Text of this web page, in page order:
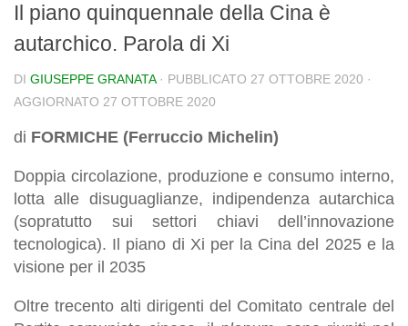
Il piano quinquennale della Cina è
autarchico. Parola di Xi
DI GIUSEPPE GRANATA · PUBBLICATO 27 OTTOBRE 2020 ·
AGGIORNATO 27 OTTOBRE 2020
di FORMICHE (Ferruccio Michelin)
Doppia circolazione, produzione e consumo interno,
lotta alle disuguaglianze, indipendenza autarchica
(sopratutto sui settori chiavi dell’innovazione
tecnologica). Il piano di Xi per la Cina del 2025 e la
visione per il 2035
Oltre trecento alti dirigenti del Comitato centrale del